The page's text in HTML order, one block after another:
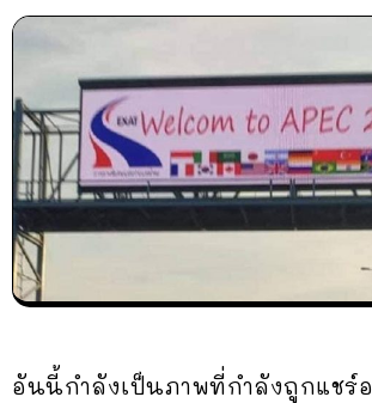
อันนี้กำลังเป็นภาพที่กำลังถูกแชร์อ